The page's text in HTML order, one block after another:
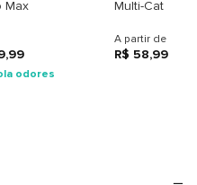
Max
odores
Multi-Cat
A partir de
R$ 58,99